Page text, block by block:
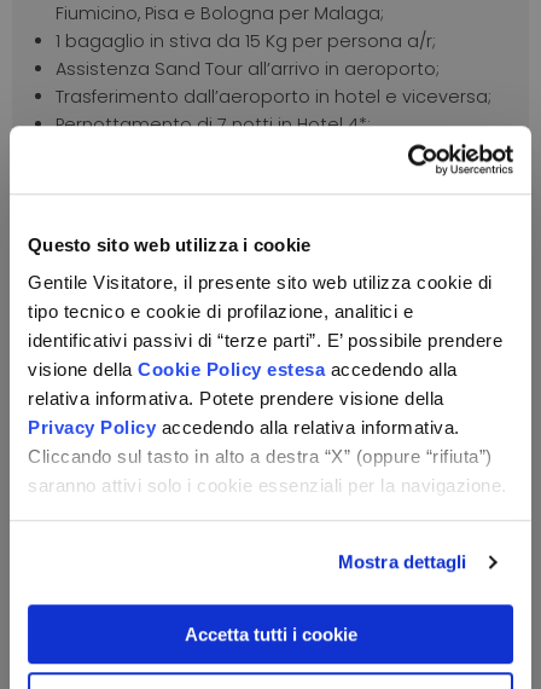
Questo sito web utilizza i cookie
Gentile Visitatore, il presente sito web utilizza cookie di
tipo tecnico e cookie di profilazione, analitici e
identificativi passivi di “terze parti”. E’ possibile prendere
visione della Cookie Policy estesaaccedendo alla
relativa informativa. Potete prendere visione della
Privacy Policy accedendo alla relativa informativa.
Cliccando sul tasto in alto a destra “X” (oppure “rifiuta”)
saranno attivi solo i cookie essenziali per la navigazione.
Mostra dettagli
Accetta tutti i cookie
Fiumicino, Pisa e Bologna per Malaga;
1 bagaglio in stiva da 15 Kg per persona a/r;
Assistenza Sand Tour all’arrivo in aeroporto;
Trasferimento dall’aeroporto in hotel e viceversa;
Pernottamento di 7 notti in Hotel 4*;
Pasti come da programma (7 colazioni e 7 cene
Trasferimenti come da programma;
Tour, visite ed escursioni come da programma;
Quota di iscrizione;
Tasse aeroportuali;
Assicurazione medico/bagaglio.
NOTE IMPORTANTI:
- il programma potrebbe subire alcune variazioni
senza però alterare le visite proposte.
Esteri www.viaggiaresicuri.it in merito ad eventuali
Sehr geehrter Kunde, wir können nicht garantieren,
dass sich die Nutzung der Dienste nicht ändert, da die